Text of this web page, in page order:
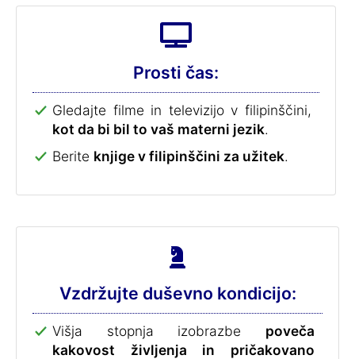
Prosti čas:
Gledajte filme in televizijo v filipinščini,
kot da bi bil to vaš materni jezik.
Berite knjige v filipinščini za užitek.
Vzdržujte duševno kondicijo:
Višja stopnja izobrazbe poveča
kakovost življenja in pričakovano